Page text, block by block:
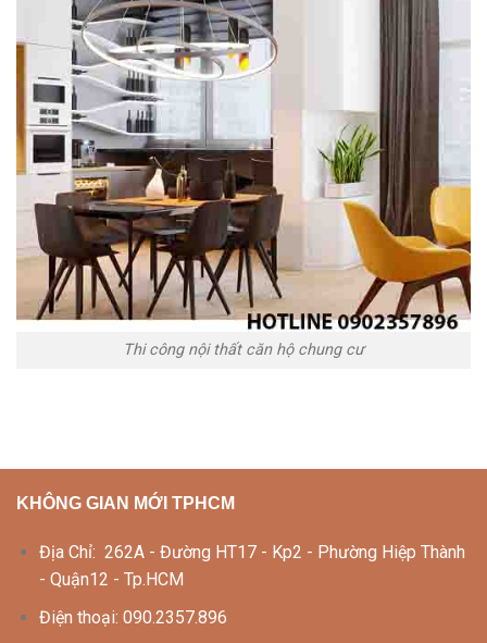
Thi công nội thất căn hộ chung cư
KHÔNG GIAN MỚI TPHCM
Địa Chỉ: 262A - Đường HT17 - Kp2 - Phường Hiệp Thành
- Quận12 - Tp.HCM
Điện thoại: 090.2357.896